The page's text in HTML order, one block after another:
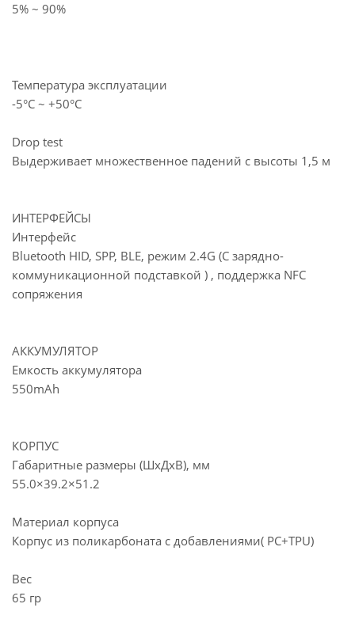
5% ~ 90%
Температура эксплуатации
-5°С ~ +50°С
Drop test
Выдерживает множественное падений с высоты 1,5 м
ИНТЕРФЕЙСЫ
Интерфейс
Bluetooth HID, SPP, BLE, режим 2.4G (С зарядно-
коммуникационной подставкой ) , поддержка NFC
сопряжения
АККУМУЛЯТОР
Емкость аккумулятора
550mAh
КОРПУС
Габаритные размеры (ШхДхВ), мм
55.0×39.2×51.2
Материал корпуса
Корпус из поликарбоната с добавлениями( PC+TPU)
Вес
65 гр